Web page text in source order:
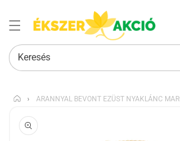
Keresés
› ARANNYAL BEVONT EZÜST NYAKLÁNC
UGRÁS A
TERMÉKADATOKRA